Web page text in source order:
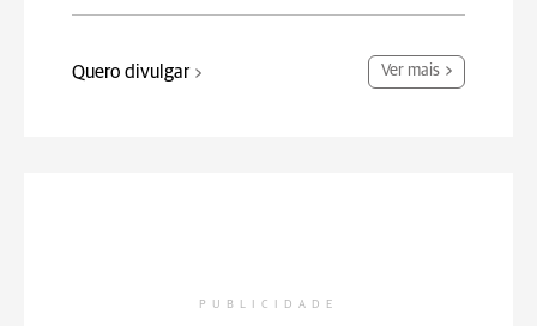
Quero divulgar Ver mais
PUBLICIDADE